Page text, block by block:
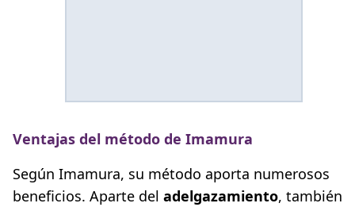
Ventajas del método de Imamura
Según Imamura, su método aporta numerosos
beneficios. Aparte del adelgazamiento, también